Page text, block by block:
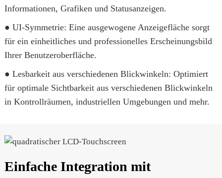
Informationen, Grafiken und Statusanzeigen.
● UI-Symmetrie: Eine ausgewogene Anzeigefläche sorgt
für ein einheitliches und professionelles Erscheinungsbild
Ihrer Benutzeroberfläche.
● Lesbarkeit aus verschiedenen Blickwinkeln: Optimiert
für optimale Sichtbarkeit aus verschiedenen Blickwinkeln
in Kontrollräumen, industriellen Umgebungen und mehr.
Einfache Integration mit